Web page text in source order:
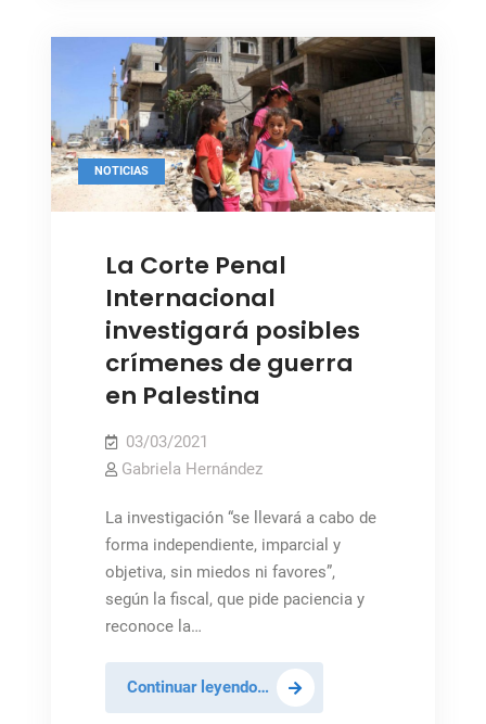
depende
de
Myanmar,
dice
la
ONU
NOTICIAS
La Corte Penal
Internacional
investigará posibles
crímenes de guerra
en Palestina
03/03/2021
Gabriela Hernández
La investigación “se llevará a cabo de
forma independiente, imparcial y
objetiva, sin miedos ni favores”,
según la fiscal, que pide paciencia y
reconoce la…
Continuar leyendo…La
Corte